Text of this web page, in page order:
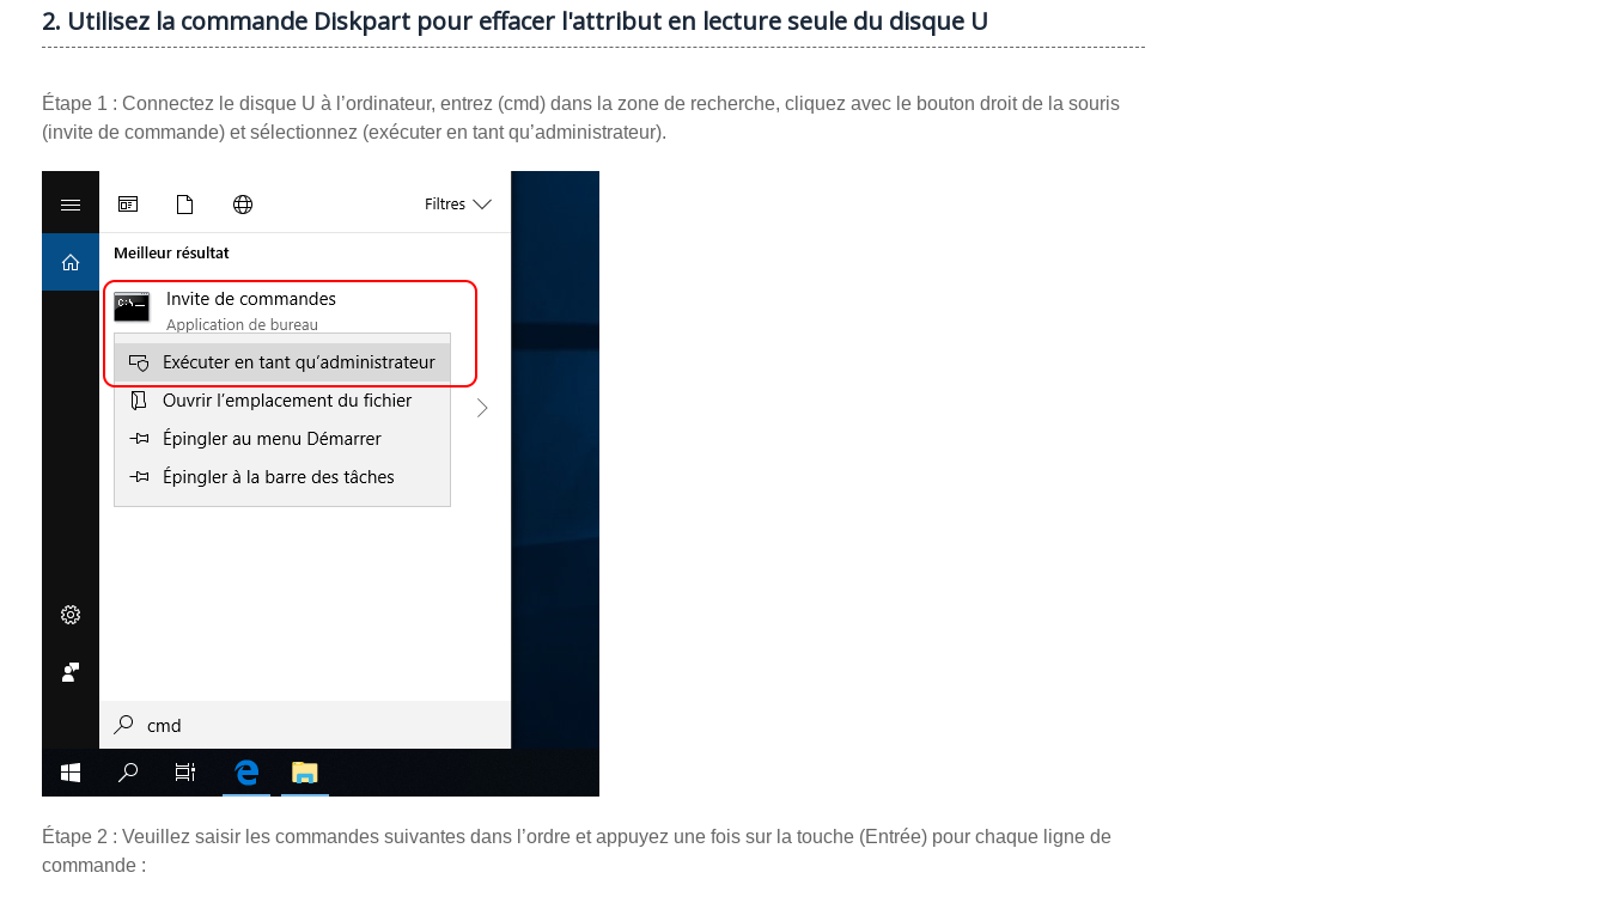
2. Utilisez la commande Diskpart pour effacer l'attribut en lecture seule du disque U
Étape 1 : Connectez le disque U à l’ordinateur, entrez (cmd) dans la zone de recherche, cliquez avec le bouton droit de la souris
(invite de commande) et sélectionnez (exécuter en tant qu’administrateur).
Étape 2 : Veuillez saisir les commandes suivantes dans l’ordre et appuyez une fois sur la touche (Entrée) pour chaque ligne de
commande :